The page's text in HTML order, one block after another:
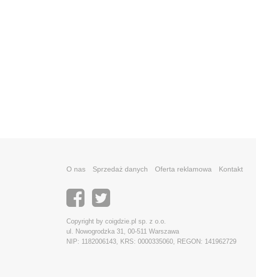
O nas Sprzedaż danych Oferta reklamowa Kontakt
Copyright by coigdzie.pl sp. z o.o.
ul. Nowogrodzka 31, 00-511 Warszawa
NIP: 1182006143, KRS: 0000335060, REGON: 141962729